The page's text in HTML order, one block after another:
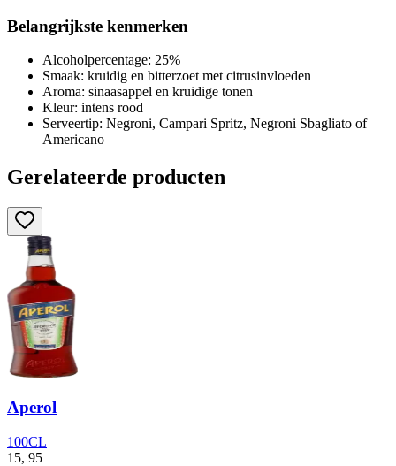
Belangrijkste kenmerken
Alcoholpercentage: 25%
Smaak: kruidig en bitterzoet met citrusinvloeden
Aroma: sinaasappel en kruidige tonen
Kleur: intens rood
Serveertip: Negroni, Campari Spritz, Negroni Sbagliato of
Americano
Gerelateerde producten
Aperol
100CL
15, 95